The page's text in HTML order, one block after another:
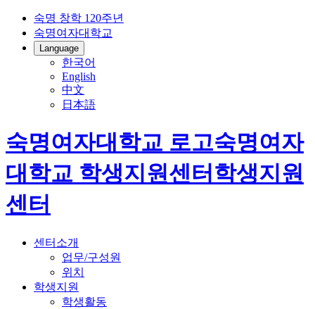
숙명 창학 120주년
숙명여자대학교
Language
한국어
English
中文
日本語
숙명여자대학교 로고숙명여자
대학교 학생지원센터학생지원
센터
센터소개
업무/구성원
위치
학생지원
학생활동